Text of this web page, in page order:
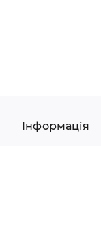
Iнформація